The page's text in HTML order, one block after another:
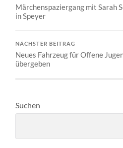
Märchenspaziergang mit Sarah
in Speyer
NÄCHSTER BEITRAG
Neues Fahrzeug für Offene
übergeben
Suchen